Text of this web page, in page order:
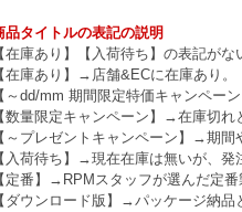
品タイトルの表記の説明
【在庫あり】【入荷待ち】の表記が
【在庫あり】→店舗&ECに在庫あり。
【～dd/mm 期間限定特価キャンペー
【数量限定キャンペーン】→在庫切
【～プレゼントキャンペーン】→期
【入荷待ち】→現在在庫は無いが、発
【定番】→RPMスタッフが選んだ定番
【ダウンロード版】→パッケージ納